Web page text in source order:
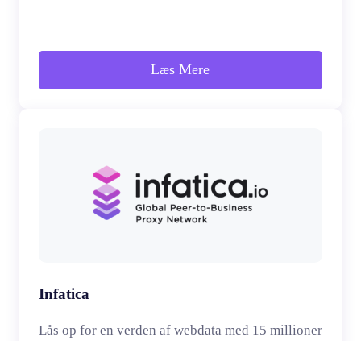
Læs Mere
Infatica
Lås op for en verden af webdata med 15 millioner